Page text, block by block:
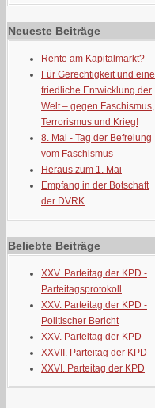
Neueste Beiträge
Rente am Kapitalmarkt?
Für Gerechtigkeit und eine
friedliche Entwicklung der
Welt – gegen Faschismus,
Terrorismus und Krieg!
8. Mai - Tag der Befreiung
vom Faschismus
Heraus zum 1. Mai
Empfang in der Botschaft
der DVRK
Beliebte Beiträge
XXV. Parteitag der KPD -
Parteitagsprotokoll
XXV. Parteitag der KPD -
Politischer Bericht
XXV. Parteitag der KPD
XXVII. Parteitag der KPD
XXVI. Parteitag der KPD